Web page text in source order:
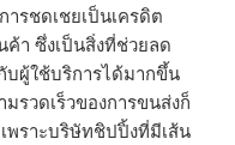
ารชดเชยเป็นเครดิต
า ซึ่งเป็นสิ่งที่ช่วยลด
บผู้ใช้บริการได้มากขึ้น
มรวดเร็วของการขนส่งก็
พราะบริษัทชิปปิ้งที่มีเส้น